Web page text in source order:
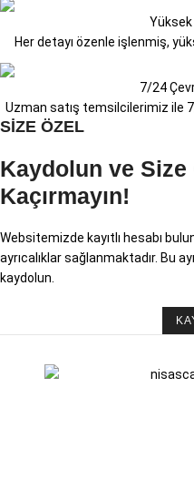
Yüksek
Her detayı özenle işlenmiş,
7/24
Uzman satış temsilcilerimiz ile
SİZE ÖZEL
Kaydolun ve Size
Kaçırmayın!
Websitemizde kayıtlı hesabı
ayrıcalıklar sağlanmaktadır. Bu
kaydolun.